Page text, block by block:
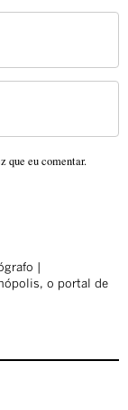
que eu comentar.
|
o portal de